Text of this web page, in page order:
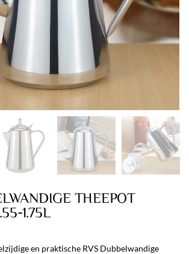
THEEPOT
1.75L
en praktische RVS Dubbelwandige